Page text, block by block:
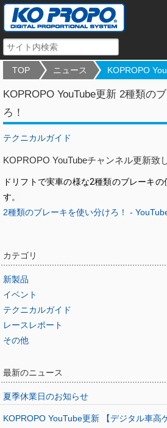
TOP ニュース KOPROPO
KOPROPO YouTube更新 2種類の
ろ！
テクニカルガイド
KOPROPO YouTubeチャンネル更新致
ドリフトで実車の様な2種類のブレーキ
す。
2種類のブレーキを使い分けろ！ -
カテゴリ
新製品
イベント
テクニカルガイド
レースレポート
その他
最新のニュース
夏季休業日のお知らせ
KOPROPO YouTube更新 【デジタル車高